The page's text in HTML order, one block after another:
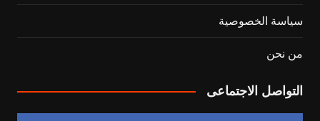
سياسة الخصوصية
من نحن
التواصل الاجتماعى